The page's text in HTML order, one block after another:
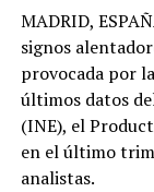
MADRID,
signos
provocada por
últimos datos
(INE), el
en el último
analistas.